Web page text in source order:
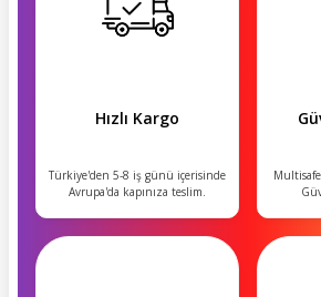
Hızlı Kargo
Türkiye'den 5-8 iş günü içerisinde
Avrupa'da kapınıza teslim.